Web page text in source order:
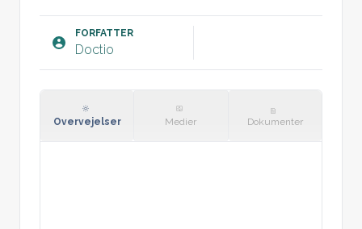
Objektivt:
Følger vækstkurver, se børnekort.
Øjne: Hirsbergs test normal/parallelle
FORFATTER
Doctio
Overvejelser Medier Dokumenter